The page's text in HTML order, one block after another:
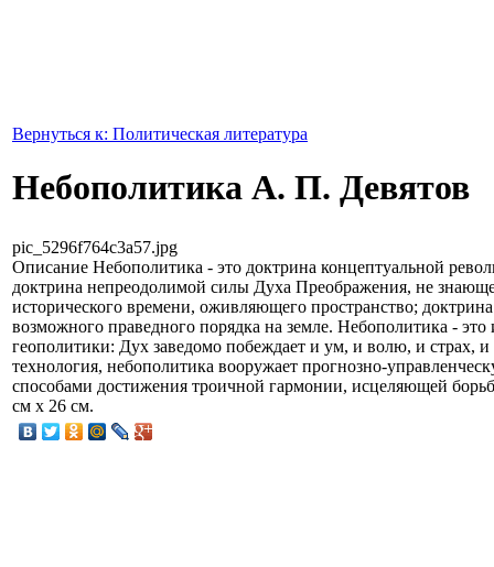
Вернуться к: Политическая литература
Небополитика А. П. Девятов
pic_5296f764c3a57.jpg
Описание Небополитика - это доктрина концептуальной
доктрина непреодолимой силы Духа Преображения, не
исторического времени, оживляющего пространство;
возможного праведного порядка на земле. Небополитика - это
геополитики: Дух заведомо побеждает и ум, и волю, и страх, и
технология, небополитика вооружает прогнозно-
способами достижения троичной гармонии, исцеляющей
см x 26 см.